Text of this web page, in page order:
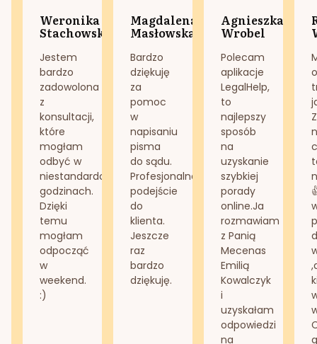
Weronika
Stachowska
Jestem
bardzo
zadowolona
z
konsultacji,
które
mogłam
odbyć w
niestandardowych
godzinach.
Dzięki
temu
mogłam
odpocząć
w
weekend.
:)
Magdalena
Masłowska
Bardzo
dziękuję
za
pomoc
w
napisaniu
pisma
do sądu.
Profesjonalne
podejście
do
klienta.
Jeszcze
raz
bardzo
dziękuję.
Agnieszka
Wrobel
Polecam
aplikacje
LegalHelp,
to
najlepszy
sposób
na
uzyskanie
szybkiej
porady
online.Ja
rozmawiam
z Panią
Mecenas
Emilią
Kowalczyk
i
uzyskałam
odpowiedzi
na